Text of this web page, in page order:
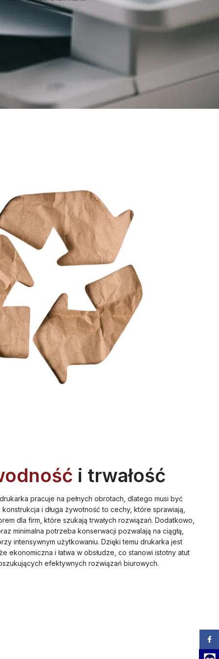
i trwałość
pracuje na pełnych obrotach, dlatego musi być
konstrukcja i długa żywotność to cechy, które sprawiają,
dla firm, które szukają trwałych rozwiązań. Dodatkowo,
minimalna potrzeba konserwacji pozwalają na ciągłą,
intensywnym użytkowaniu. Dzięki temu drukarka jest
ekonomiczna i łatwa w obsłudze, co stanowi istotny atut
efektywnych rozwiązań biurowych.